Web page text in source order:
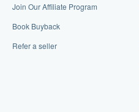
Join Our Affiliate Program
Book Buyback
Refer a seller